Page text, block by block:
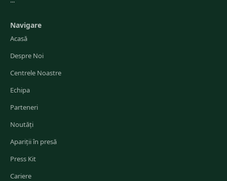
Navigare
Acasă
Despre Noi
Centrele Noastre
Echipa
Parteneri
Noutăți
Apariții în presă
Press Kit
Cariere